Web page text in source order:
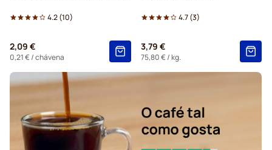
4.2(10)
2,09 €
0,21 €/ chávena
4.7(3)
3,79 €
75,80 €/ kg.